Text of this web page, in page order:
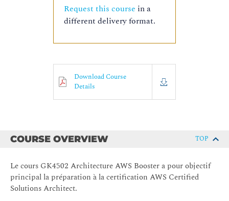
Request this course in a
different delivery format.
Download Course
Details
COURSE OVERVIEW TOP
Le cours GK4502 Architecture AWS Booster a pour objectif
principal la préparation à la certification AWS Certified
Solutions Architect.